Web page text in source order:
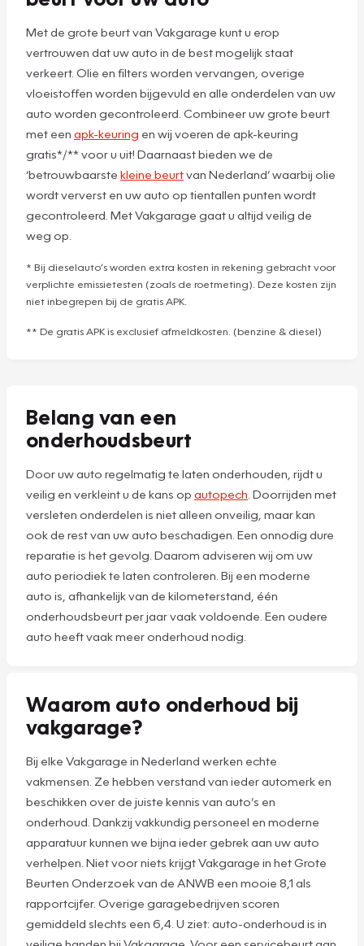
Met de grote beurt van Vakgarage kunt u erop
vertrouwen dat uw auto in de best mogelijk staat
verkeert. Olie en filters worden vervangen, overige
vloeistoffen worden bijgevuld en alle onderdelen van uw
auto worden gecontroleerd. Combineer uw grote beurt
met een apk-keuring en wij voeren de apk-keuring
gratis*/** voor u uit! Daarnaast bieden we de
‘betrouwbaarste kleine beurtvan Nederland’ waarbij olie
wordt ververst en uw auto op tientallen punten wordt
gecontroleerd. Met Vakgarage gaat u altijd veilig de
weg op.
* Bij dieselauto’s worden extra kosten in rekening gebracht voor
verplichte emissietesten (zoals de roetmeting). Deze kosten zijn
niet inbegrepen bij de gratis APK.
** De gratis APK is exclusief afmeldkosten. (benzine & diesel)
Belang van een
onderhoudsbeurt
Door uw auto regelmatig te laten onderhouden, rijdt u
veilig en verkleint u de kans op autopech . Doorrijden met
versleten onderdelen is niet alleen onveilig, maar kan
ook de rest van uw auto beschadigen. Een onnodig dure
reparatie is het gevolg. Daarom adviseren wij om uw
auto periodiek te laten controleren. Bij een moderne
auto is, afhankelijk van de kilometerstand, één
onderhoudsbeurt per jaar vaak voldoende. Een oudere
auto heeft vaak meer onderhoud nodig.
Waarom auto onderhoud bij
vakgarage?
Bij elke Vakgarage in Nederland werken echte
vakmensen. Ze hebben verstand van ieder automerk en
beschikken over de juiste kennis van auto’s en
onderhoud. Dankzij vakkundig personeel en moderne
apparatuur kunnen we bijna ieder gebrek aan uw auto
verhelpen. Niet voor niets krijgt Vakgarage in het Grote
Beurten Onderzoek van de ANWB een mooie 8,1 als
rapportcijfer. Overige garagebedrijven scoren
gemiddeld slechts een 6,4. U ziet: auto-onderhoud is in